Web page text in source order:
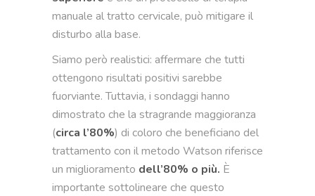
manuale al tratto cervicale, può mitigare il
disturbo alla base.
Siamo però realistici: affermare che tutti
ottengono risultati positivi sarebbe
fuorviante. Tuttavia, i sondaggi hanno
dimostrato che la stragrande maggioranza
(circa l’80%) di coloro che beneficiano del
trattamento con il metodo Watson riferisce
un miglioramento dell’80% o più. È
importante sottolineare che questo